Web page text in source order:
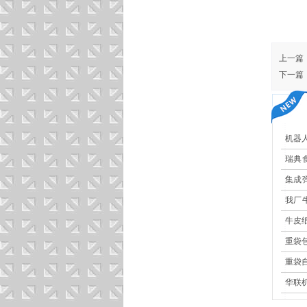
上一篇
下一篇
机器
瑞典
现高
集成
更安
我厂
果大
牛皮
重袋
重袋
华联